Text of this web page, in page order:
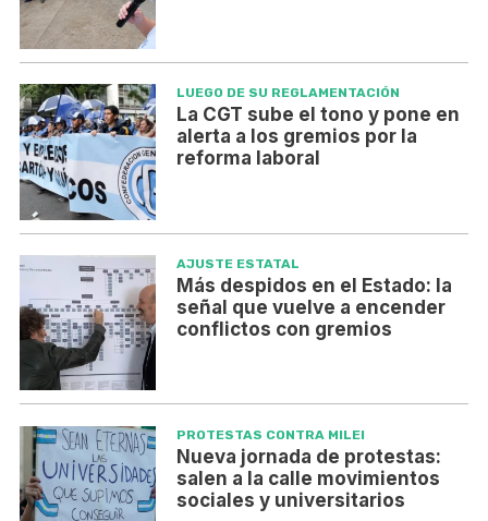
LUEGO DE SU REGLAMENTACIÓN
La CGT sube el tono y pone en
alerta a los gremios por la
reforma laboral
AJUSTE ESTATAL
Más despidos en el Estado: la
señal que vuelve a encender
conflictos con gremios
PROTESTAS CONTRA MILEI
Nueva jornada de protestas:
salen a la calle movimientos
sociales y universitarios